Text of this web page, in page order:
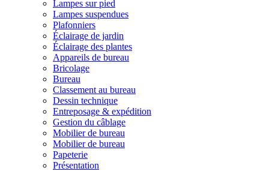
Lampes sur pied
Lampes suspendues
Plafonniers
Éclairage de jardin
Éclairage des plantes
Appareils de bureau
Bricolage
Bureau
Classement au bureau
Dessin technique
Entreposage & expédition
Gestion du câblage
Mobilier de bureau
Mobilier de bureau
Papeterie
Présentation